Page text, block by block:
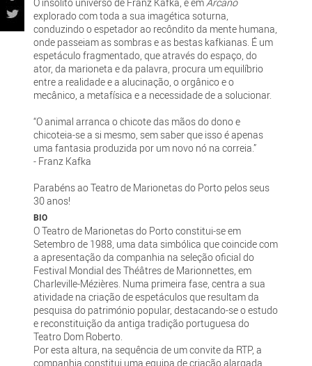
O insólito universo de Franz Kafka, é emArcano
explorado com toda a sua imagética soturna,
conduzindo o espetador ao recôndito da mente humana,
onde passeiam as sombras e as bestas kafkianas. É um
espetáculo fragmentado, que através do espaço, do
ator, da marioneta e da palavra, procura um equilíbrio
entre a realidade e a alucinação, o orgânico e o
mecânico, a metafísica e a necessidade de a solucionar.
“O animal arranca o chicote das mãos do dono e
chicoteia-se a si mesmo, sem saber que isso é apenas
uma fantasia produzida por um novo nó na correia.”
- Franz Kafka
Parabéns ao Teatro de Marionetas do Porto pelos seus
30 anos!
BIO
O Teatro de Marionetas do Porto constitui-se em
Setembro de 1988, uma data simbólica que coincide com
a apresentação da companhia na seleção oficial do
Festival Mondial des Théâtres de Marionnettes, em
Charleville-Mézières. Numa primeira fase, centra a sua
atividade na criação de espetáculos que resultam da
pesquisa do património popular, destacando-se o estudo
e reconstituição da antiga tradição portuguesa do
Teatro Dom Roberto.
Por esta altura, na sequência de um convite da RTP, a
companhia constitui uma equipa de criação alargada